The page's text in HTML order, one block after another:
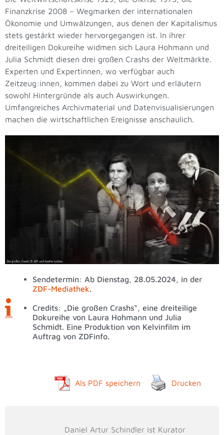
Finanzkrise 2008 – Wegmarken der internationalen
Ökonomie und Umwälzungen, aus denen der Kapitalismus
stets gestärkt wieder hervorgegangen ist. In ihrer
dreiteiligen Dokureihe widmen sich Laura Hohmann und
Julia Schmidt diesen drei großen Crashs der Weltmärkte.
Experten und Expertinnen, wo verfügbar auch
Zeitzeug:innen, kommen dabei zu Wort und erläutern
sowohl Hintergründe als auch Auswirkungen.
Umfangreiches Archivmaterial und Datenvisualisierungen
machen die wirtschaftlichen Ereignisse anschaulich.
Sendetermin: Ab Dienstag, 28.05.2024, in der
ZDF-Mediathek.
Credits: „Die großen Crashs“, eine dreiteilige
Dokureihe von Laura Hohmann und Julia
Schmidt. Eine Produktion von Kelvinfilm im
Auftrag von ZDFinfo.
Als PDF speichern Drucken
Daniel Artur Schindler ist Kurator